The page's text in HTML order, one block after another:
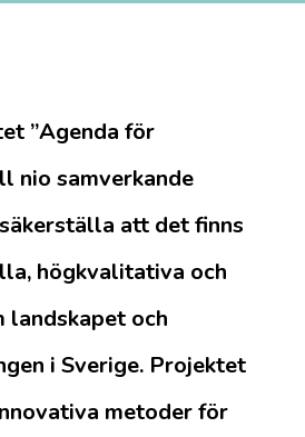
”Agenda för
nio samverkande
att det finns
högkvalitativa och
landskapet och
i Sverige. Projektet
metoder för